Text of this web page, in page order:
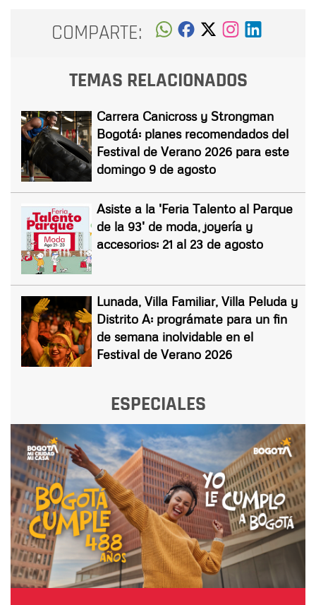
COMPARTE:
TEMAS RELACIONADOS
Carrera Canicross y Strongman
Bogotá: planes recomendados del
Festival de Verano 2026 para este
domingo 9 de agosto
Asiste a la 'Feria Talento al Parque
de la 93' de moda, joyería y
accesorios: 21 al 23 de agosto
Lunada, Villa Familiar, Villa Peluda y
Distrito A: prográmate para un fin
de semana inolvidable en el
Festival de Verano 2026
ESPECIALES